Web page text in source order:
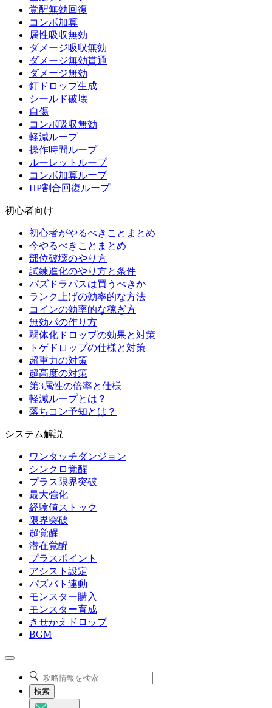
覚醒無効回復
コンボ加算
属性吸収無効
ダメージ吸収無効
ダメージ無効貫通
ダメージ無効
釘ドロップ生成
シールド破壊
自傷
コンボ吸収無効
軽減ループ
操作時間ループ
ルーレットループ
コンボ加算ループ
HP割合回復ループ
初心者向け
初心者がやるべきことまとめ
今やるべきことまとめ
部位破壊のやり方
試練進化のやり方と条件
パズドラパスは買うべきか
ランク上げの効率的な方法
コインの効率的な稼ぎ方
無効パの作り方
弱体化ドロップの効果と対策
トゲドロップの仕様と対策
超重力の対策
超高度の対策
第3属性の倍率と仕様
軽減ループとは？
落ちコン予知とは？
システム解説
ワンタッチダンジョン
シンクロ覚醒
プラス限界突破
最大強化
経験値ストック
限界突破
超覚醒
潜在覚醒
プラスポイント
アシスト設定
パズバト連動
モンスター購入
モンスター育成
きせかえドロップ
BGM
検索